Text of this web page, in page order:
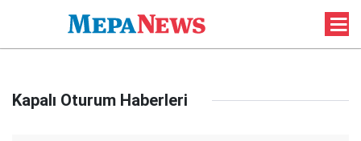
Kapalı Oturum Haberleri